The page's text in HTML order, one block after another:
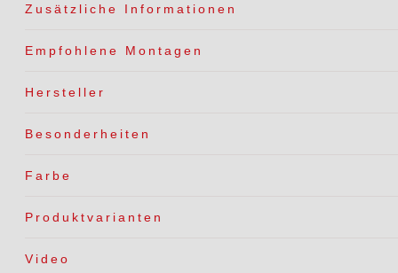
Zusätzliche Informationen
Empfohlene Montagen
Hersteller
Besonderheiten
Farbe
Produktvarianten
Video